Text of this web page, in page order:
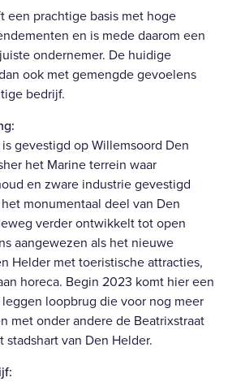
een prachtige basis met hoge
en is mede daarom een
ondernemer. De huidige
ook met gemengde gevoelens
bedrijf.
gevestigd op Willemsoord Den
het Marine terrein waar
en zware industrie gevestigd
monumentaal deel van Den
verder ontwikkelt tot open
aangewezen als het nieuwe
Helder met toeristische attracties,
horeca. Begin 2023 komt hier een
loopbrug die voor nog meer
met onder andere de Beatrixstraat
stadshart van Den Helder.